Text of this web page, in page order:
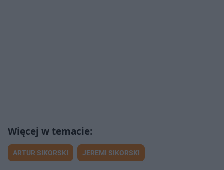
ARTUR SIKORSKI JEREMI SIKORSKI